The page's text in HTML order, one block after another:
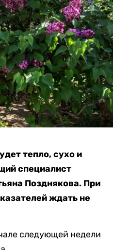
тепло, сухо и
специалист
Позднякова. При
ждать не
следующей недели